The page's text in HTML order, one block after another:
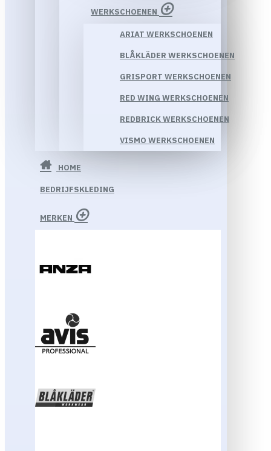
WERKSCHOENEN
ARIAT WERKSCHOENEN
BLÅKLÄDER WERKSCHOENEN
GRISPORT WERKSCHOENEN
RED WING WERKSCHOENEN
REDBRICK WERKSCHOENEN
VISMO WERKSCHOENEN
HOME
BEDRIJFSKLEDING
MERKEN